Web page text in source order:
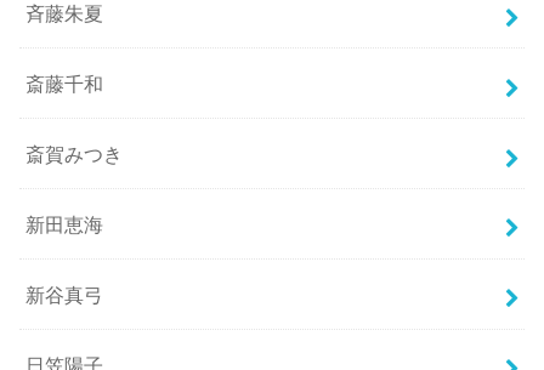
斉藤朱夏
斎藤千和
斎賀みつき
新田恵海
新谷真弓
日笠陽子